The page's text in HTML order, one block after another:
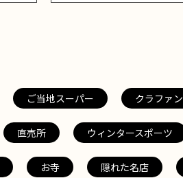
ご当地スーパー クラファン
直売所 ウィンタースポーツ
お寺 隠れた名店